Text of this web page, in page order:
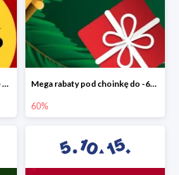
Wyprzedaż -70%+dodatkowe 10% Mega rabaty pod choinkę do -60%
60%